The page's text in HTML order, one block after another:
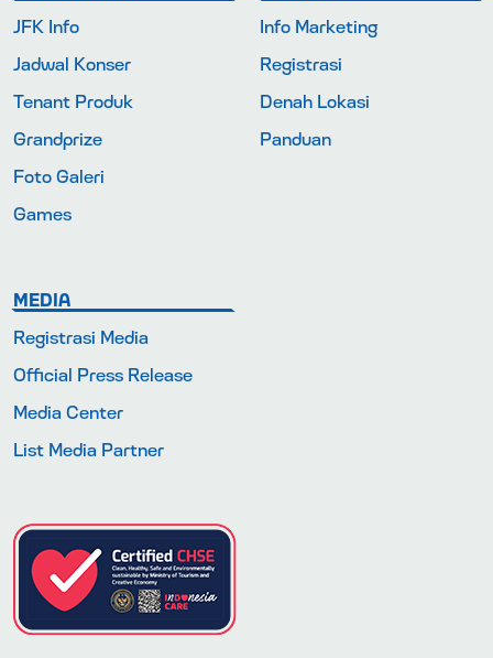
JFK Info
Jadwal Konser
Tenant Produk
Grandprize
Foto Galeri
Games
Info Marketing
Registrasi
Denah Lokasi
Panduan
MEDIA
Registrasi Media
Official Press Release
Media Center
List Media Partner